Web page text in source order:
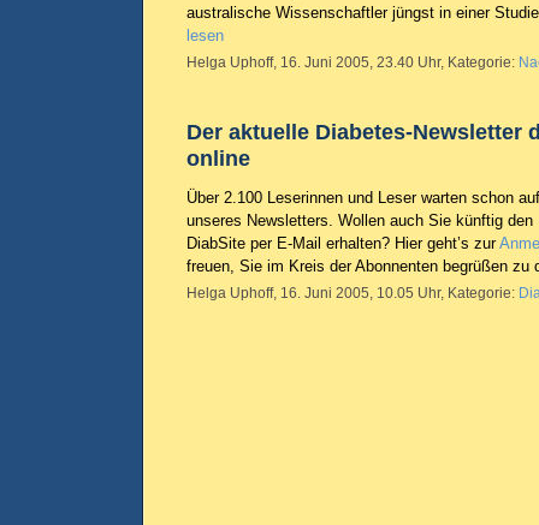
australische Wissenschaftler jüngst in einer
lesen
Helga Uphoff, 16. Juni 2005, 23.40 Uhr, Kategorie:
Der aktuelle Diabetes-Newsletter
online
Über 2.100 Leserinnen und Leser warten schon
unseres Newsletters. Wollen auch Sie künftig den
DiabSite per E-Mail erhalten? Hier geht’s zur
freuen, Sie im Kreis der Abonnenten begrüßen zu
Helga Uphoff, 16. Juni 2005, 10.05 Uhr, Kategorie: